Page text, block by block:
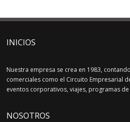
INICIOS
Nuestra empresa se crea en 1983,
comerciales como el Circuito Empresarial
eventos corporativos, viajes, programas
NOSOTROS